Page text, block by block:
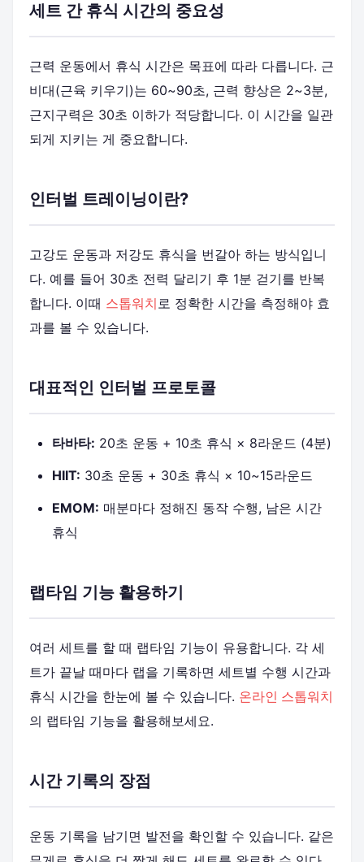
세트 간 휴식 시간의 중요성
근력 운동에서 휴식 시간은 목표에 따라 다릅니다. 근
비대(근육 키우기)는 60~90초, 근력 향상은 2~3분,
근지구력은 30초 이하가 적당합니다. 이 시간을 일관
되게 지키는 게 중요합니다.
인터벌 트레이닝이란?
고강도 운동과 저강도 휴식을 번갈아 하는 방식입니
다. 예를 들어 30초 전력 달리기 후 1분 걷기를 반복
합니다. 이때 스톱워치로 정확한 시간을 측정해야 효
과를 볼 수 있습니다.
대표적인 인터벌 프로토콜
타바타: 20초 운동 + 10초 휴식 × 8라운드 (4분)
HIIT: 30초 운동 + 30초 휴식 × 10~15라운드
EMOM: 매분마다 정해진 동작 수행, 남은 시간
휴식
랩타임 기능 활용하기
여러 세트를 할 때 랩타임 기능이 유용합니다. 각 세
트가 끝날 때마다 랩을 기록하면 세트별 수행 시간과
휴식 시간을 한눈에 볼 수 있습니다. 온라인 스톱워치
의 랩타임 기능을 활용해보세요.
시간 기록의 장점
운동 기록을 남기면 발전을 확인할 수 있습니다. 같은